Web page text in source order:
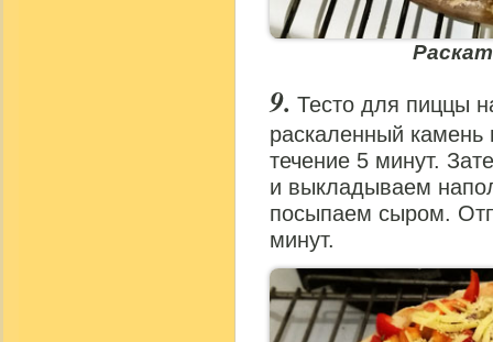
Тесто для пиццы
раскаленный камень
течение 5 минут.
и выкладываем
посыпаем сыром.
минут.